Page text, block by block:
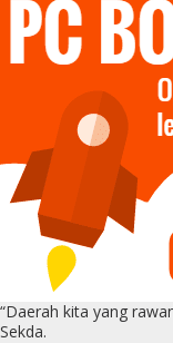
“Daerah kita yang
Sekda.